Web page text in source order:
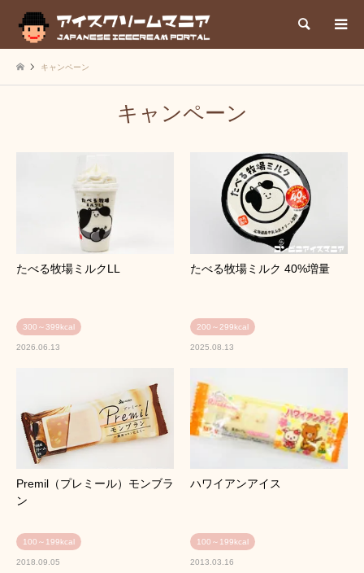
検索
キャンペーン
キャンペーン
たべる牧場ミルクLL
300～399kcal
2026.06.13
たべる牧場ミルク 40%増量
200～299kcal
2025.08.13
Premil（プレミール）モンブラ
ン
100～199kcal
2018.09.05
ハワイアンアイス
100～199kcal
2013.03.16